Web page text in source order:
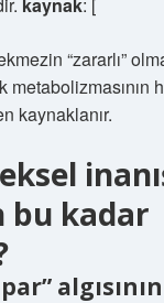
“zararlı”
metabolizmasının
kaynaklanır.
bu kadar